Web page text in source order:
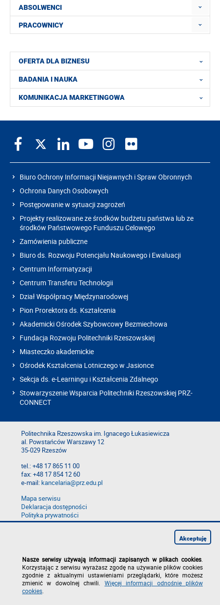
ABSOLWENCI
PRACOWNICY
OFERTA DLA BIZNESU
BADANIA I NAUKA
KOMUNIKACJA MARKETINGOWA
Biuro Ochrony Informacji Niejawnych i Spraw Obronnych
Ochrona Danych Osobowych
Postępowanie w sytuacji zagrożeń
Projekty realizowane ze środków budżetu państwa lub ze
środków Państwowego Funduszu Celowego
Zamówienia publiczne
Biuro ds. Rozwoju Potencjału Naukowego i Ewaluacji
Centrum Informatyzacji
Centrum Transferu Technologii
Dział Współpracy Międzynarodowej
Pion Prorektora ds. Kształcenia
Akademicki Ośrodek Szybowcowy Bezmiechowa
Fundacja Rozwoju Politechniki Rzeszowskiej
Miasteczko akademickie
Ośrodek Kształcenia Lotniczego w Jasionce
Sekcja ds. e-Learningu i Kształcenia Zdalnego
Stowarzyszenie Wsparcia Politechniki Rzeszowskiej PRZ-
CONNECT
Politechnika Rzeszowska im. Ignacego Łukasiewicza
al. Powstańców Warszawy 12
35-029 Rzeszów
tel.: +48 17 865 11 00
fax: +48 17 854 12 60
e-mail:kancelaria@prz.edu.pl
Mapa serwisu
Deklaracja dostępności
Polityka prywatności
Zgłoś błąd na stronie
Nasze serwisy używają informacji zapisanych w plikach cookies
Korzystając z serwisu wyrażasz zgodę na używanie plików cookies
zgodnie z aktualnymi ustawieniami przeglądarki, które możesz
zmienić w dowolnej chwili. Więcej informacji odnośnie plików
cookies
Akceptuję